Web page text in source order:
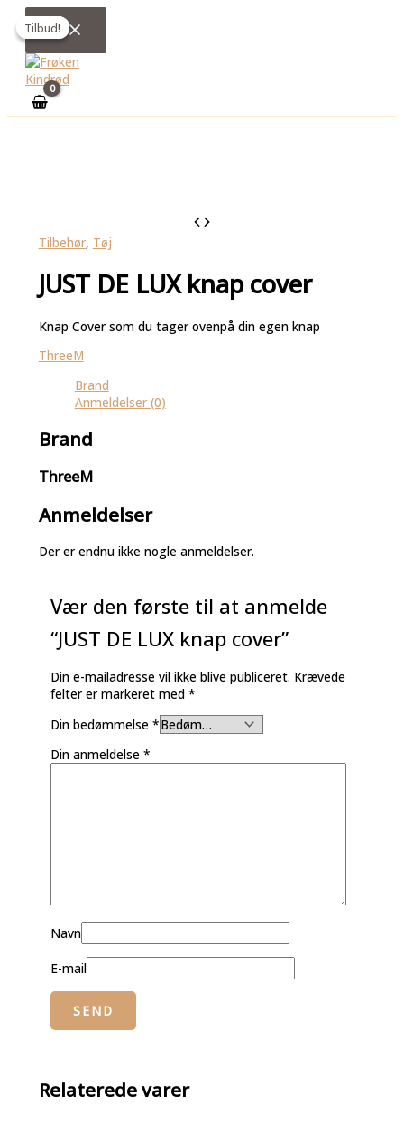
til
indholdet
Tilbehør, Tøj
JUST DE LUX knap cover
Knap Cover som du tager ovenpå din egen knap
ThreeM
Brand
Anmeldelser (0)
Brand
ThreeM
Anmeldelser
Der er endnu ikke nogle anmeldelser.
Vær den første til at anmelde
“JUST DE LUX knap cover”
Din e-mailadresse vil ikke blive publiceret. Krævede
felter er markeret med*
Din bedømmelse*
Din anmeldelse*
Navn
E-mail
Relaterede varer
Tilbud!
Tilbud!